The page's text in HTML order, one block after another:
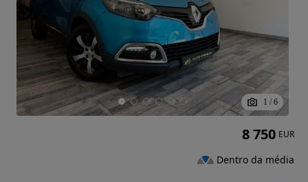
1 / 6
8 750 EUR
Dentro da média